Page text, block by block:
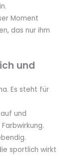
Moment
das nur ihm
und
Es steht für
und
sportlich wirkt